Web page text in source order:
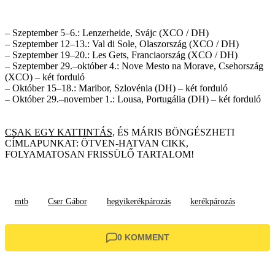
– Szeptember 5–6.: Lenzerheide, Svájc (XCO / DH)
– Szeptember 12–13.: Val di Sole, Olaszország (XCO / DH)
– Szeptember 19–20.: Les Gets, Franciaország (XCO / DH)
– Szeptember 29.–október 4.: Nove Mesto na Morave, Csehország
(XCO) – két forduló
– Október 15–18.: Maribor, Szlovénia (DH) – két forduló
– Október 29.–november 1.: Lousa, Portugália (DH) – két forduló
CSAK EGY KATTINTÁS, ÉS MÁRIS BÖNGÉSZHETI
CÍMLAPUNKAT: ÖTVEN-HATVAN CIKK,
FOLYAMATOSAN FRISSÜLŐ TARTALOM!
mtb Cser Gábor hegyikerékpározás kerékpározás
0 KOMMENT